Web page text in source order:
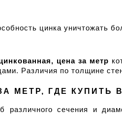
цинка уничтожать
цена за метр
Различия по толщине
МЕТР, ГДЕ КУПИТЬ
различного сечения и